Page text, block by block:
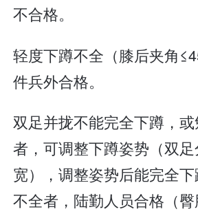
不合格。
轻度下蹲不全（膝后夹角
件兵外合格。
双足并拢不能完全下蹲，
者，可调整下蹲姿势（双
宽），调整姿势后能完全
不全者，陆勤人员合格（